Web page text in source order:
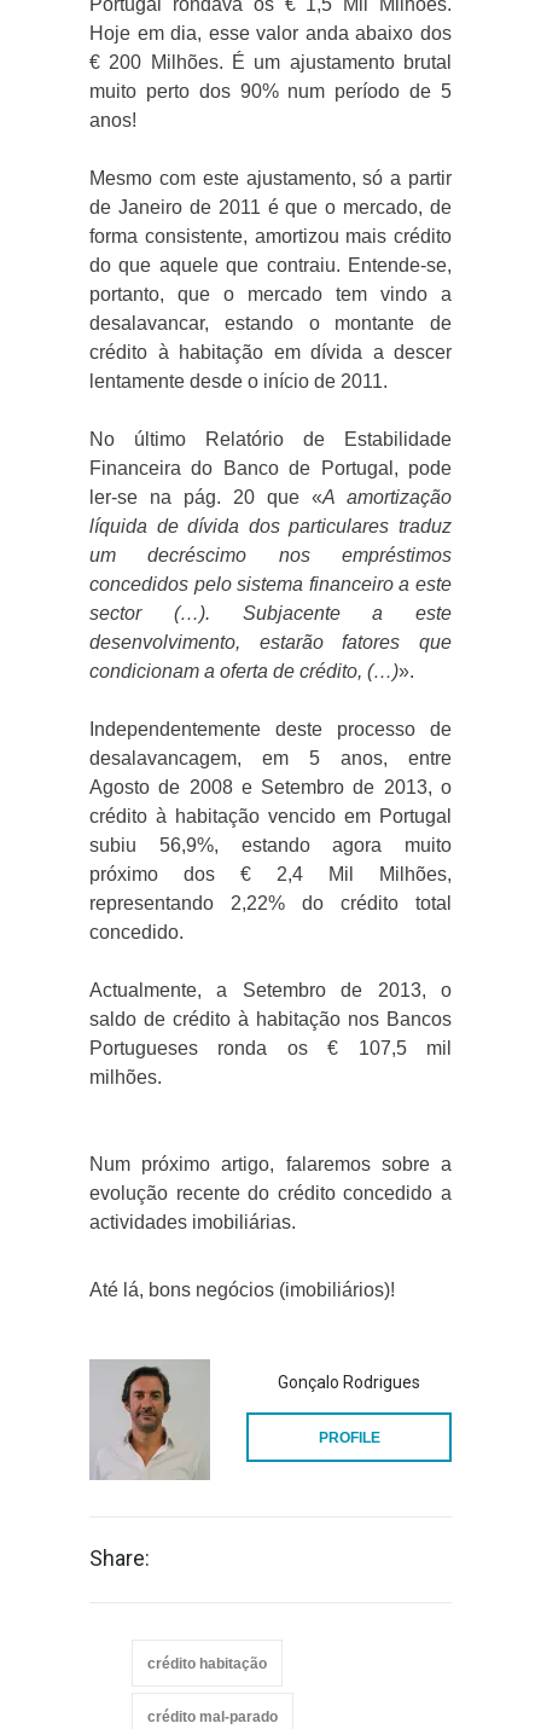
Portugal rondava os € 1,5 Mil Milhões.
Hoje em dia, esse valor anda abaixo dos
€ 200 Milhões. É um ajustamento brutal
muito perto dos 90% num período de 5
anos!
Mesmo com este ajustamento, só a partir
de Janeiro de 2011 é que o mercado, de
forma consistente, amortizou mais crédito
do que aquele que contraiu. Entende-se,
portanto, que o mercado tem vindo a
desalavancar, estando o montante de
crédito à habitação em dívida a descer
lentamente desde o início de 2011.
No último Relatório de Estabilidade
Financeira do Banco de Portugal, pode
ler-se na pág. 20 que «A amortização
líquida de dívida dos particulares traduz
um decréscimo nos empréstimos
concedidos pelo sistema financeiro a este
sector (…). Subjacente a este
desenvolvimento, estarão fatores que
condicionam a oferta de crédito, (…)».
Independentemente deste processo de
desalavancagem, em 5 anos, entre
Agosto de 2008 e Setembro de 2013, o
crédito à habitação vencido em Portugal
subiu 56,9%, estando agora muito
próximo dos € 2,4 Mil Milhões,
representando 2,22% do crédito total
concedido.
Actualmente, a Setembro de 2013, o
saldo de crédito à habitação nos Bancos
Portugueses ronda os € 107,5 mil
milhões.
Num próximo artigo, falaremos sobre a
evolução recente do crédito concedido a
actividades imobiliárias.
Até lá, bons negócios (imobiliários)!
Gonçalo Rodrigues
PROFILE
Share:
crédito habitação
crédito mal-parado